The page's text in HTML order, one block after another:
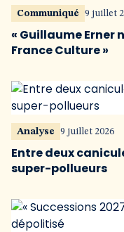
Communiqué 9 juillet
« Guillaume Erner
France Culture »
Analyse 9 juillet 2026
Entre deux
super-pollueurs